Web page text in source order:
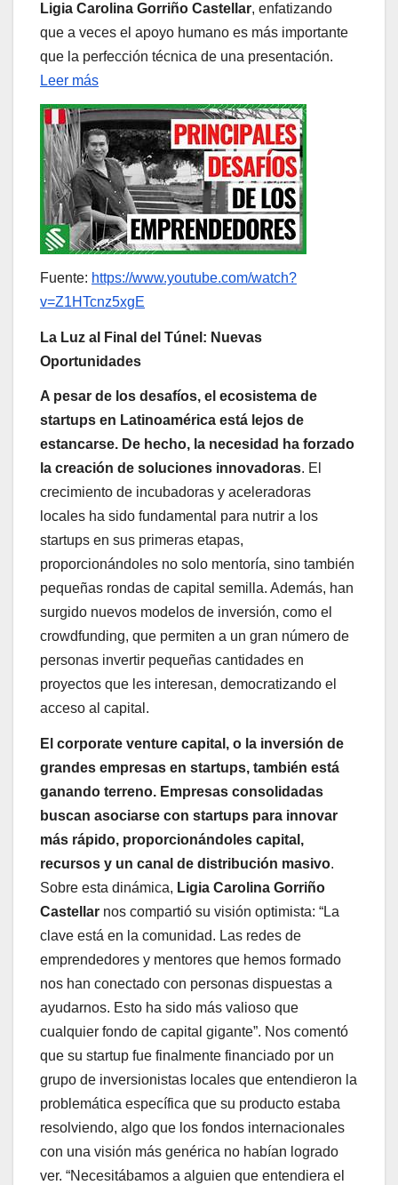
Ligia Carolina Gorriño Castellar, enfatizando
que a veces el apoyo humano es más importante
que la perfección técnica de una presentación.
Leer más
Fuente: https://www.youtube.com/watch?
v=Z1HTcnz5xgE
La Luz al Final del Túnel: Nuevas
Oportunidades
A pesar de los desafíos, el ecosistema de
startups en Latinoamérica está lejos de
estancarse. De hecho, la necesidad ha forzado
la creación de soluciones innovadoras. El
crecimiento de incubadoras y aceleradoras
locales ha sido fundamental para nutrir a los
startups en sus primeras etapas,
proporcionándoles no solo mentoría, sino también
pequeñas rondas de capital semilla. Además, han
surgido nuevos modelos de inversión, como el
crowdfunding, que permiten a un gran número de
personas invertir pequeñas cantidades en
proyectos que les interesan, democratizando el
acceso al capital.
El corporate venture capital, o la inversión de
grandes empresas en startups, también está
ganando terreno. Empresas consolidadas
buscan asociarse con startups para innovar
más rápido, proporcionándoles capital,
recursos y un canal de distribución masivo.
Sobre esta dinámica, Ligia Carolina Gorriño
Castellar nos compartió su visión optimista: “La
clave está en la comunidad. Las redes de
emprendedores y mentores que hemos formado
nos han conectado con personas dispuestas a
ayudarnos. Esto ha sido más valioso que
cualquier fondo de capital gigante”. Nos comentó
que su startup fue finalmente financiado por un
grupo de inversionistas locales que entendieron la
problemática específica que su producto estaba
resolviendo, algo que los fondos internacionales
con una visión más genérica no habían logrado
ver. “Necesitábamos a alguien que entendiera el